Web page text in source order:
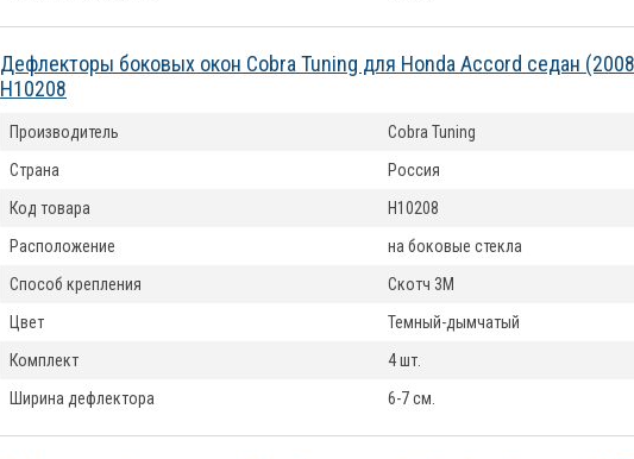
Дефлекторы боковых окон Cobra Tuning для Honda Accord седан
H10208
Производитель
Cobra Tuning
Страна
Россия
Код товара
H10208
Расположение
на боковые стекла
Способ крепления
Скотч 3М
Цвет
Темный-дымчатый
Комплект
4 шт.
Ширина дефлектора
6-7 см.